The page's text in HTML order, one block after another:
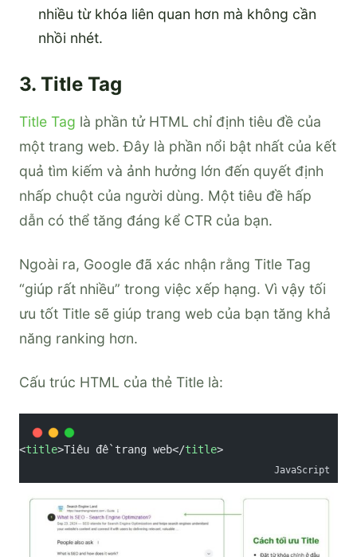
nhiều từ khóa liên quan hơn mà không cần
nhồi nhét.
3. Title Tag
Title Tag là phần tử HTML chỉ định tiêu đề của
một trang web. Đây là phần nổi bật nhất của kết
quả tìm kiếm và ảnh hưởng lớn đến quyết định
nhấp chuột của người dùng. Một tiêu đề hấp
dẫn có thể tăng đáng kể CTR của bạn.
Ngoài ra, Google đã xác nhận rằng Title Tag
“giúp rất nhiều” trong việc xếp hạng. Vì vậy tối
ưu tốt Title sẽ giúp trang web của bạn tăng khả
năng ranking hơn.
Cấu trúc HTML của thẻ Title là:
<title>Tiêu đề trang web</title>
JavaScript